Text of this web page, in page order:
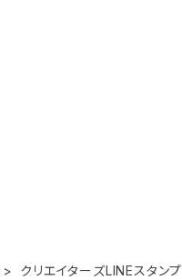
クリエイターズLINEスタンプ